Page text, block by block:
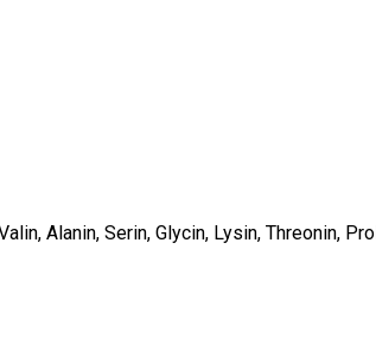
Alanin, Serin, Glycin, Lysin, Threonin,